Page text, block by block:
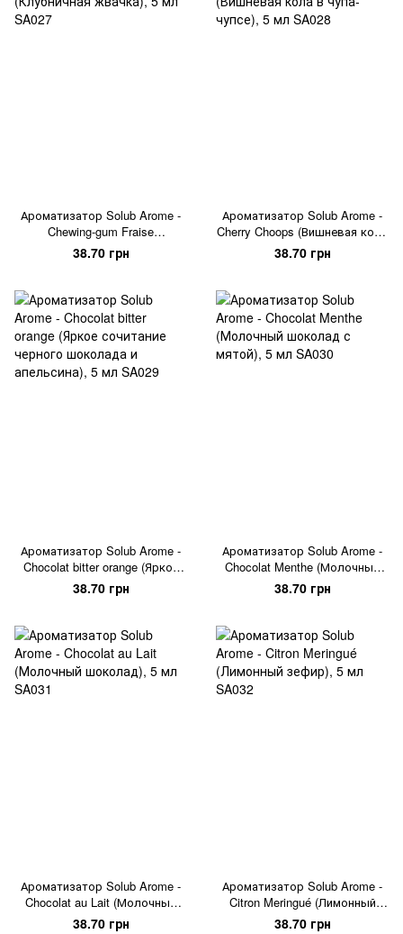
Ароматизатор Solub Arome -
Chewing-gum Fraise
(Клубничная жвачка), 5 мл
38.70 грн
Ароматизатор Solub Arome -
Cherry Choops (Вишневая кола
в чупа-чупсе), 5 мл
38.70 грн
Ароматизатор Solub Arome -
Chocolat bitter orange (Яркое
сочитание черного шоколада
и апельсина), 5 мл
38.70 грн
Ароматизатор Solub Arome -
Chocolat Menthe (Молочный
шоколад с мятой), 5 мл
38.70 грн
Ароматизатор Solub Arome -
Chocolat au Lait (Молочный
шоколад), 5 мл
38.70 грн
Ароматизатор Solub Arome -
Citron Meringué (Лимонный
зефир), 5 мл
38.70 грн